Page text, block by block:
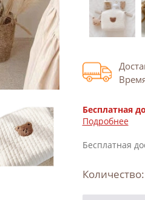
Бесплатная
Подробнее
Бесплатная
Количество: